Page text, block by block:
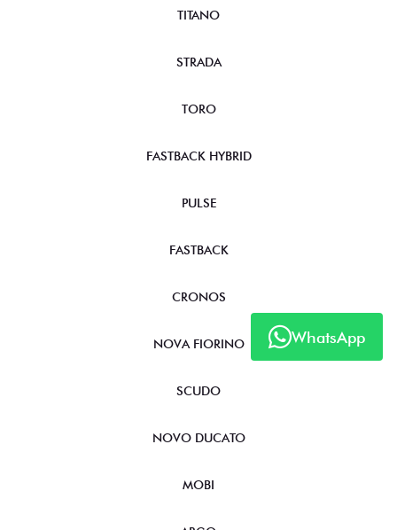
WhatsApp
TITANO
STRADA
TORO
FASTBACK HYBRID
PULSE
FASTBACK
CRONOS
NOVA FIORINO
SCUDO
NOVO DUCATO
MOBI